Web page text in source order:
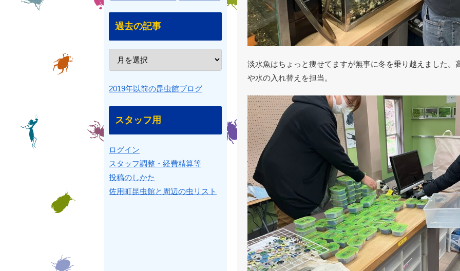
淡水魚はちょっと痩せてますが無事に冬を乗り越えました。
や水の入れ替えを担当。
過去の記事
2019年以前の昆虫館ブログ
スタッフ用
ログイン
スタッフ調整・経費精算等
投稿のしかた
佐用町昆虫館と周辺の虫リスト